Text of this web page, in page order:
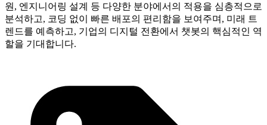
원, 엔지니어링 설계 등 다양한 분야에서의 적용을 심층적으로
분석하고, 코딩 없이 빠른 배포의 편리함을 보여주며, 미래 트
렌드를 예측하고, 기업의 디지털 전환에서 챗봇의 핵심적인 역
할을 기대합니다.